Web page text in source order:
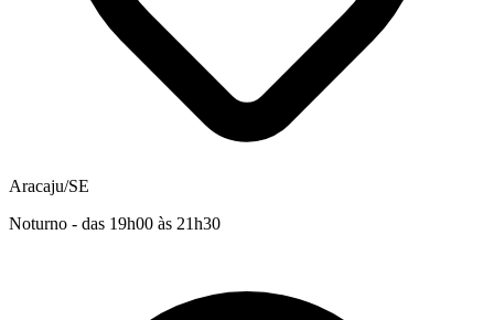
Aracaju/SE
Noturno - das 19h00 às 21h30